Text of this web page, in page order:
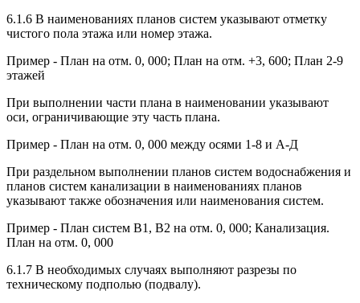
6.1.6 В наименованиях планов систем указывают отметку
чистого пола этажа или номер этажа.
Пример - План на отм. 0, 000; План на отм. +3, 600; План 2-9
этажей
При выполнении части плана в наименовании указывают
оси, ограничивающие эту часть плана.
Пример - План на отм. 0, 000 между осями 1-8 и А-Д
При раздельном выполнении планов систем водоснабжения и
планов систем канализации в наименованиях планов
указывают также обозначения или наименования систем.
Пример - План систем В1, В2 на отм. 0, 000; Канализация.
План на отм. 0, 000
6.1.7 В необходимых случаях выполняют разрезы по
техническому подполью (подвалу).